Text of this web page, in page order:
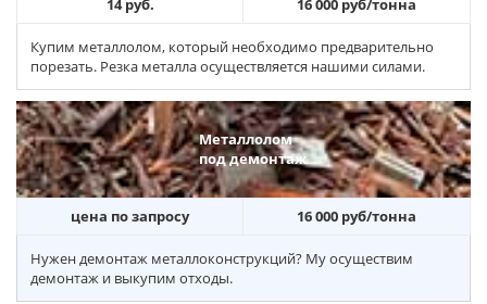
14 руб. 16 000 руб/тонна
Купим металлолом, который необходимо предварительно
порезать. Резка металла осуществляется нашими силами.
Металлолом
под демонтаж
цена по запросу 16 000 руб/тонна
Нужен демонтаж металлоконструкций? Му осуществим
демонтаж и выкупим отходы.